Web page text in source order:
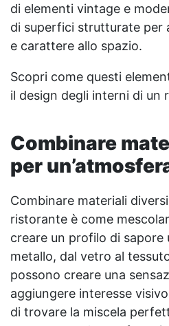
di elementi vintage e
di superfici strutturate per
e carattere allo spazio.
Scopri come questi
il design degli interni di un
Combinare
per
Combinare materiali
ristorante è come
creare un profilo di sapore
metallo, dal vetro al
possono creare una
aggiungere interesse
di trovare la miscela